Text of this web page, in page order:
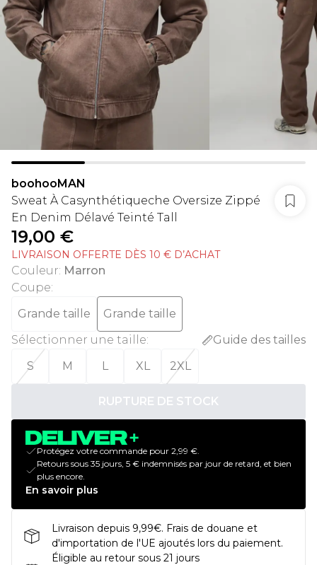
boohooMAN
Sweat À Casynthétiqueche Oversize Zippé
En Denim Délavé Teinté Tall
19,00 €
LIVRAISON OFFERTE DÈS 10 € D’ACHAT
Couleur: Marron
Coupe:
Grande taille
Grande taille
Sélectionner une taille:
Guide des tailles
S
M L XL 2XL
RUPTURE DE STOCK
Protégez votre commande pour 2,99 €.
Retours sous 35 jours, 5 € indemnisés par jour de retard, et bien
plus encore.
En savoir plus
Livraison depuis 9,99€. Frais de douane et
d'importation de l'UE ajoutés lors du paiement.
Éligible au retour sous 21 jours